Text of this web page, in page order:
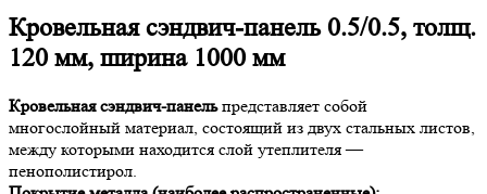
Кровельная сэндвич-панель 0.5/0.5, толщ.
120 мм, ширина 1000 мм
Кровельная сэндвич-панельпредставляет собой
многослойный материал, состоящий из двух стальных листов,
между которыми находится слой утеплителя —
пенополистирол.